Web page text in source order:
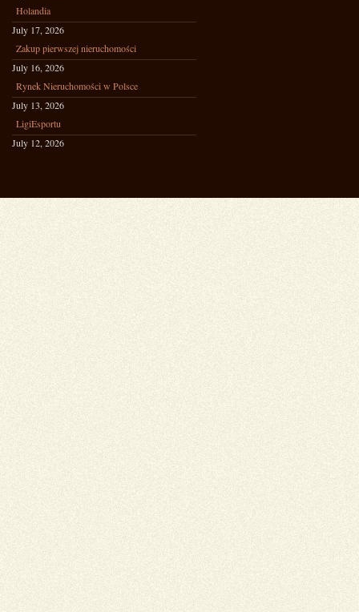
Holandia
July 17, 2026
Zakup pierwszej nieruchomości
July 16, 2026
Rynek Nieruchomości w Polsce
July 13, 2026
LigiEsportu
July 12, 2026